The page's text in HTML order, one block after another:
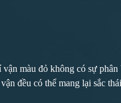
màu đỏ không có sự
đều có thể mang lại sắc